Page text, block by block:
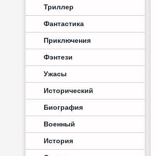
Триллер
Фантастика
Приключения
Фэнтези
Ужасы
Исторический
Биография
Военный
История